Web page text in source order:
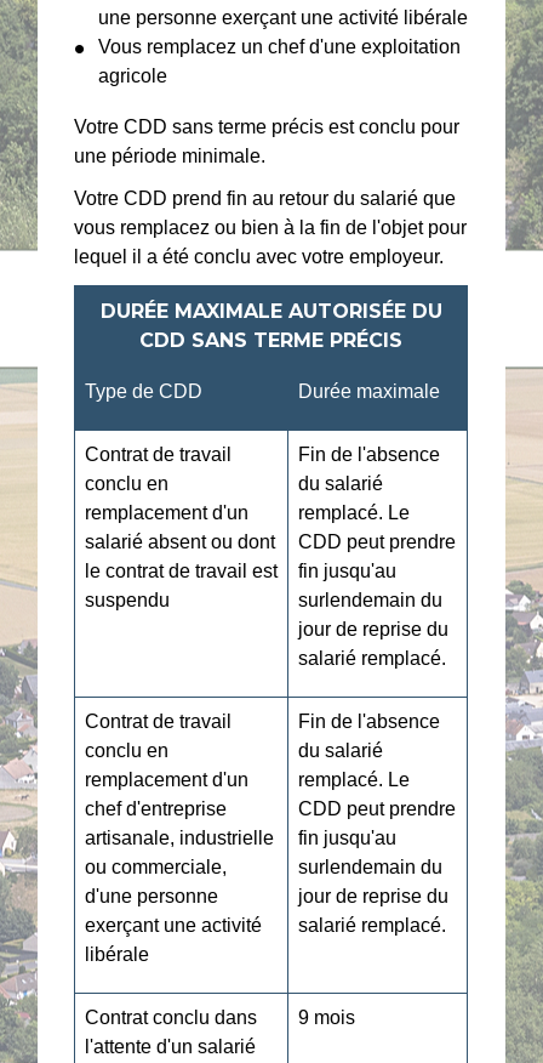
une personne exerçant une activité libérale
Vous remplacez un chef d'une exploitation
agricole
Votre CDD sans terme précis est conclu pour
une période minimale.
Votre CDD prend fin au retour du salarié que
vous remplacez ou bien à la fin de l'objet pour
lequel il a été conclu avec votre employeur.
DURÉE MAXIMALE AUTORISÉE DU
CDD SANS TERME PRÉCIS
Type de CDD Durée maximale
Contrat de travail
conclu en
remplacement d'un
salarié absent ou dont
le contrat de travail est
suspendu
Fin de l'absence
du salarié
remplacé. Le
CDD peut prendre
fin jusqu'au
surlendemain du
jour de reprise du
salarié remplacé.
Contrat de travail
conclu en
remplacement d'un
chef d'entreprise
artisanale, industrielle
ou commerciale,
d'une personne
exerçant une activité
libérale
Fin de l'absence
du salarié
remplacé. Le
CDD peut prendre
fin jusqu'au
surlendemain du
jour de reprise du
salarié remplacé.
Contrat conclu dans
l'attente d'un salarié
9 mois